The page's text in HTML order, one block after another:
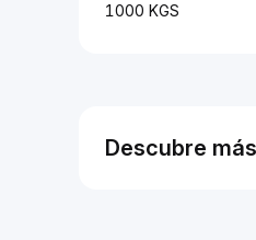
1000 KGS
Descubre más